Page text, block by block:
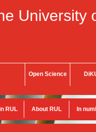
University
Open Science
RUL About RUL In